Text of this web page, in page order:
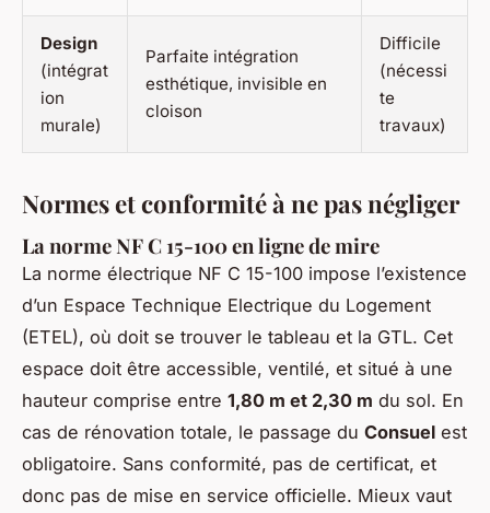
Design
(intégrat
ion
murale)
Parfaite intégration
esthétique, invisible en
cloison
Difficile
(nécessi
te
travaux)
Normes et conformité à ne pas négliger
La norme NF C 15-100 en ligne de mire
La norme électrique NF C 15-100 impose l’existence
d’un Espace Technique Electrique du Logement
(ETEL), où doit se trouver le tableau et la GTL. Cet
espace doit être accessible, ventilé, et situé à une
hauteur comprise entre 1,80 m et 2,30 m du sol. En
cas de rénovation totale, le passage du Consuel est
obligatoire. Sans conformité, pas de certificat, et
donc pas de mise en service officielle. Mieux vaut